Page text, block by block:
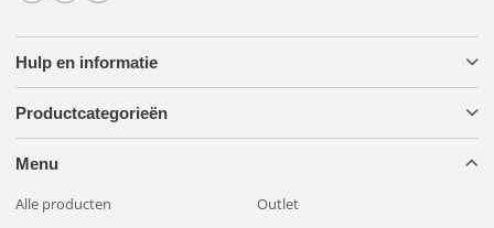
Dit productpakket is de ultieme oplossing voor wie op zoek is
naar hoogwaardige extra verlichting, eenvoudige installatie
en volledige controle over hun lichtinstallaties. Of je nu de
veiligheid op de weg wilt vergroten, je zicht in het donker wilt
verbeteren of geavanceerde apparatuur aan je auto wilt
rijervaring veiliger en comfortabeler met de OZZ XR2 P9"
Hulp en informatie
Productcategorieën
Menu
Alle producten Outlet